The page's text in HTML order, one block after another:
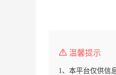
温馨提示
1、本平台仅供信